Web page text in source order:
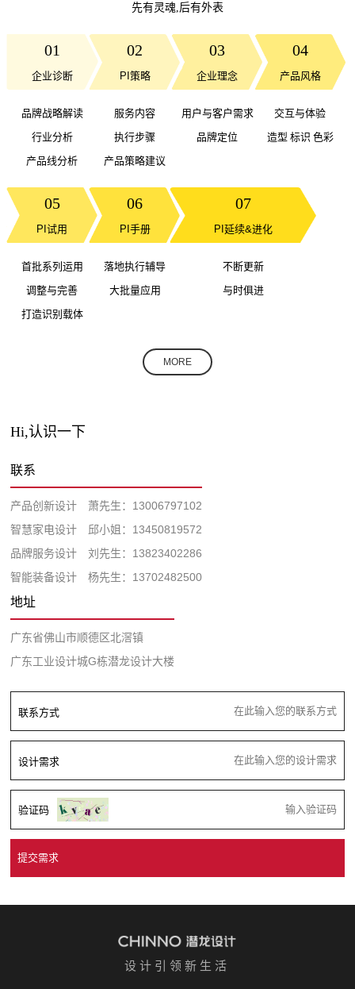
先有灵魂,后有外表
01
企业诊断
品牌战略解读
行业分析
产品线分析
02
PI策略
服务内容
执行步骤
产品策略建议
03
企业理念
用户与客户需求
品牌定位
04
产品风格
交互与体验
造型 标识 色彩
05
PI试用
首批系列运用
调整与完善
打造识别载体
06
PI手册
落地执行辅导
大批量应用
07
PI延续&进化
不断更新
与时俱进
MORE
Hi,认识一下
联系
产品创新设计 萧先生：13006797102
智慧家电设计 邱小姐：13450819572
品牌服务设计 刘先生：13823402286
智能装备设计 杨先生：13702482500
地址
广东省佛山市顺德区北滘镇
广东工业设计城G栋潜龙设计大楼
联系方式
设计需求
验证码
设计引领新生活